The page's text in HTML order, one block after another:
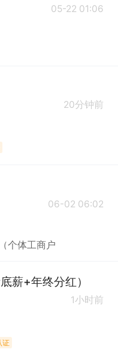
05-22 01:06
20分钟前
06-02 06:02
个体工商户
薪+年终分红）
1小时前
证